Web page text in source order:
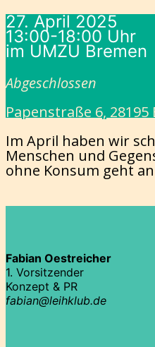
27. April 2025
13:00-18:00 Uhr
im UMZU Bremen
Abgeschlossen
Papenstraße 6, 28195
Im April haben wir
Menschen und
ohne Konsum geht
Fabian Oestreicher
1. Vorsitzender
Konzept & PR
fabian@leihklub.de